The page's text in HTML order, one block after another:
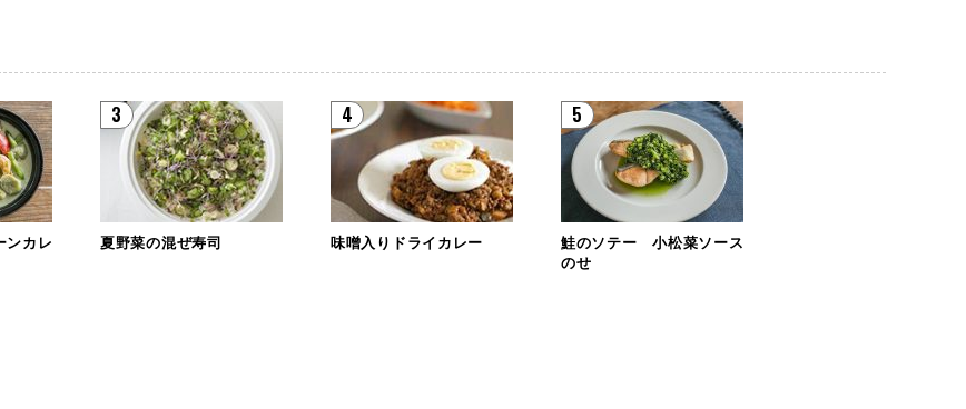
ンカレ
3
夏野菜の混ぜ寿司
4
味噌入りドライカレー
5
鮭のソテー 小松菜ソース
のせ